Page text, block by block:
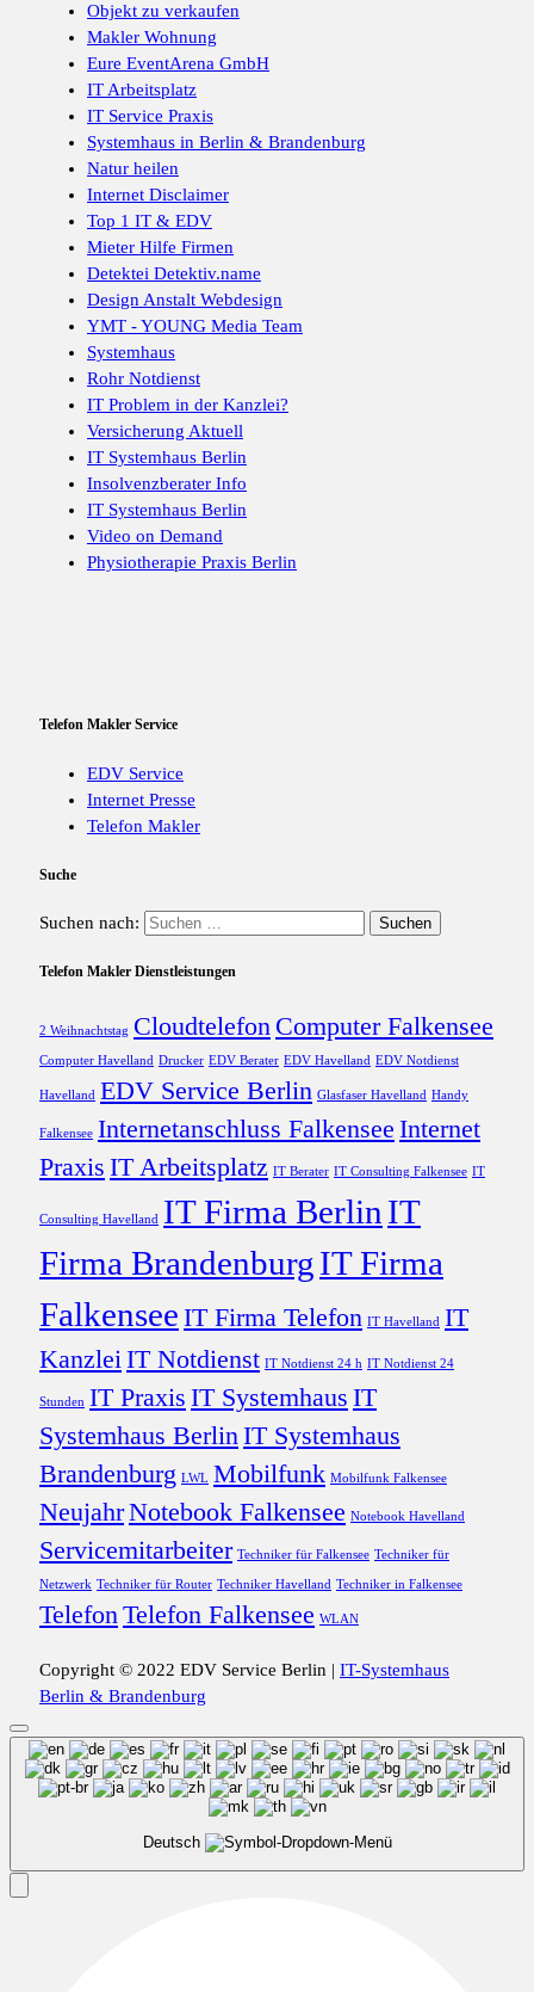
Objekt zu verkaufen
Makler Wohnung
Eure EventArena GmbH
IT Arbeitsplatz
IT Service Praxis
Systemhaus in Berlin & Brandenburg
Natur heilen
Internet Disclaimer
Top 1 IT & EDV
Mieter Hilfe Firmen
Detektei Detektiv.name
Design Anstalt Webdesign
YMT - YOUNG Media Team
Systemhaus
Rohr Notdienst
IT Problem in der Kanzlei?
Versicherung Aktuell
IT Systemhaus Berlin
Insolvenzberater Info
IT Systemhaus Berlin
Video on Demand
Physiotherapie Praxis Berlin
Telefon Makler Service
EDV Service
Internet Presse
Telefon Makler
Suche
Suchen nach:
Telefon Makler Dienstleistungen
2 Weihnachtstag Cloudtelefon Computer Falkensee
Computer Havelland Drucker EDV Berater EDV Havelland EDV Notdienst
Havelland EDV Service Berlin Glasfaser Havelland Handy
Falkensee Internetanschluss Falkensee Internet
Praxis IT Arbeitsplatz IT Berater IT Consulting Falkensee IT
Consulting Havelland IT Firma Berlin IT
Firma BrandenburgIT Firma
Falkensee IT Firma Telefon IT Havelland IT
KanzleiIT Notdienst IT Notdienst 24 h IT Notdienst 24
Stunden IT Praxis IT Systemhaus IT
Systemhaus BerlinIT Systemhaus
Brandenburg LWL Mobilfunk Mobilfunk Falkensee
NeujahrNotebook Falkensee Notebook Havelland
Servicemitarbeiter Techniker für Falkensee Techniker für
Netzwerk Techniker für Router Techniker Havelland Techniker in Falkensee
TelefonTelefon Falkensee WLAN
Copyright © 2022 EDV Service Berlin | IT-Systemhaus
Berlin & Brandenburg
Deutsch